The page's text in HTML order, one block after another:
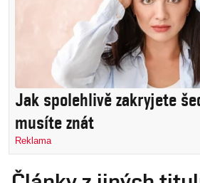
Jak spolehlivě zakryjete
musíte znát
Reklama